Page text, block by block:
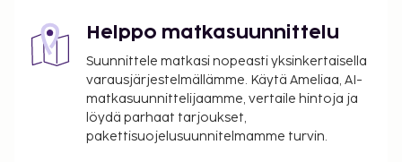
Helppo matkasuunnittelu
Suunnittele matkasi nopeasti yksinkertaisella
varausjärjestelmällämme. Käytä Ameliaa, AI-
matkasuunnittelijaamme, vertaile hintoja ja
löydä parhaat tarjoukset,
pakettisuojelusuunnitelmamme turvin.